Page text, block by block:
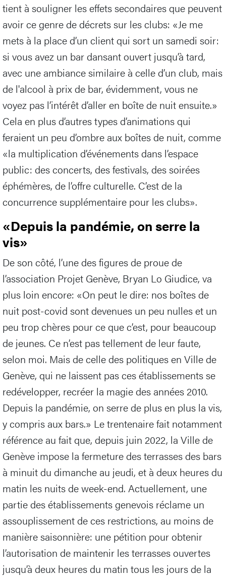
tient à souligner les effets secondaires que peuvent
avoir ce genre de décrets sur les clubs: «Je me
mets à la place d’un client qui sort un samedi soir:
si vous avez un bar dansant ouvert jusqu’à tard,
avec une ambiance similaire à celle d’un club, mais
de l'alcool à prix de bar, évidemment, vous ne
voyez pas l’intérêt d’aller en boîte de nuit ensuite.»
Cela en plus d’autres types d’animations qui
feraient un peu d’ombre aux boîtes de nuit, comme
«la multiplication d’événements dans l’espace
public: des concerts, des festivals, des soirées
éphémères, de l’offre culturelle. C’est de la
concurrence supplémentaire pour les clubs».
«Depuis la pandémie, on serre la
vis»
De son côté, l’une des figures de proue de
l’association Projet Genève, Bryan Lo Giudice, va
plus loin encore: «On peut le dire: nos boîtes de
nuit post-covid sont devenues un peu nulles et un
peu trop chères pour ce que c’est, pour beaucoup
de jeunes. Ce n’est pas tellement de leur faute,
selon moi. Mais de celle des politiques en Ville de
Genève, qui ne laissent pas ces établissements se
redévelopper, recréer la magie des années 2010.
Depuis la pandémie, on serre de plus en plus la vis,
y compris aux bars.» Le trentenaire fait notamment
référence au fait que, depuis juin 2022, la Ville de
Genève impose la fermeture des terrasses des bars
à minuit du dimanche au jeudi, et à deux heures du
matin les nuits de week-end. Actuellement, une
partie des établissements genevois réclame un
assouplissement de ces restrictions, au moins de
manière saisonnière: une pétition pour obtenir
l’autorisation de maintenir les terrasses ouvertes
jusqu’à deux heures du matin tous les jours de la